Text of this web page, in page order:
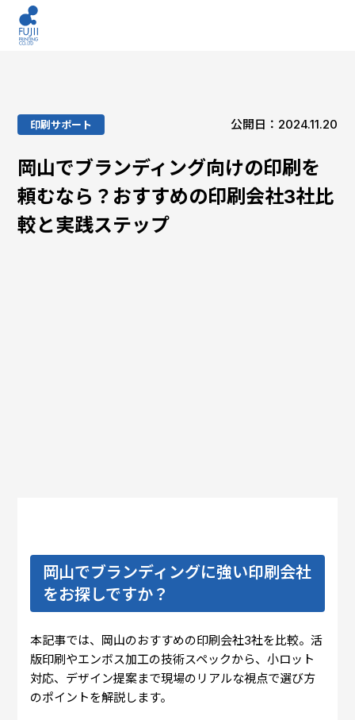
印刷サポート 公開日：2024.11.20
岡山でブランディング向けの印刷を
頼むなら？おすすめの印刷会社3社比
較と実践ステップ
岡山でブランディングに強い印刷会社
をお探しですか？
本記事では、岡山のおすすめの印刷会社3社を比較。活
版印刷やエンボス加工の技術スペックから、小ロット
対応、デザイン提案まで現場のリアルな視点で選び方
のポイントを解説します。